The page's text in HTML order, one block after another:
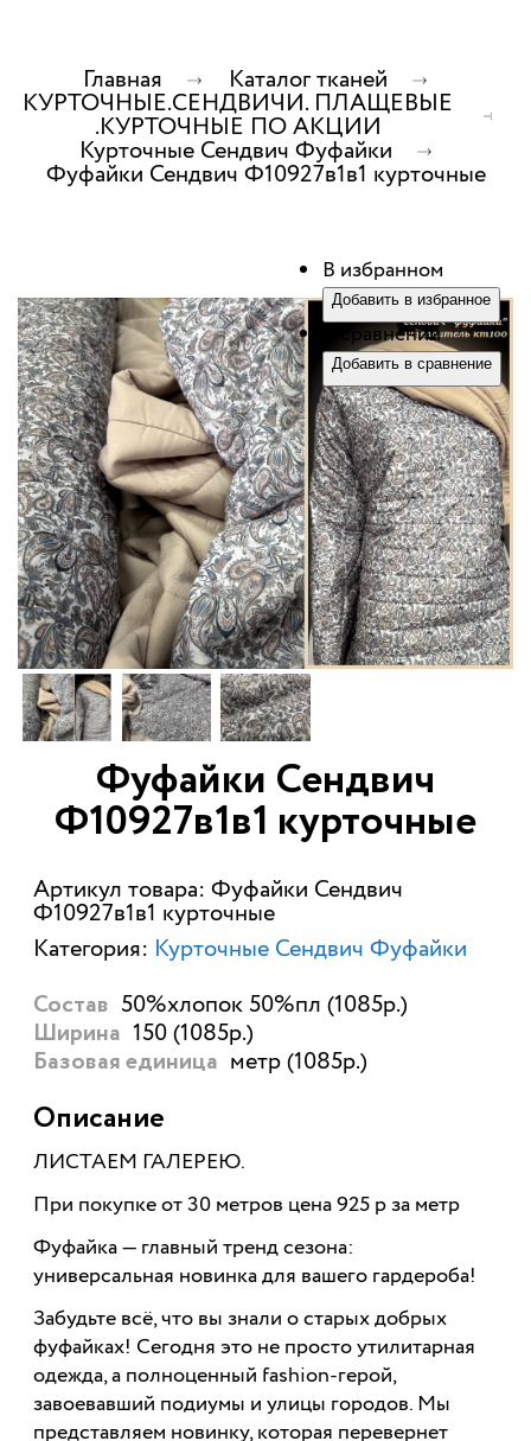
Главная Каталог тканей
КУРТОЧНЫЕ.СЕНДВИЧИ. ПЛАЩЕВЫЕ
.КУРТОЧНЫЕ ПО АКЦИИ
Курточные Сендвич Фуфайки
Фуфайки Сендвич Ф10927в1в1 курточные
Фуфайки Сендвич
Ф10927в1в1 курточные
Артикул товара: Фуфайки Сендвич
Ф10927в1в1 курточные
Категория: Курточные Сендвич Фуфайки
Состав 50%хлопок 50%пл (1085р.)
Ширина 150 (1085р.)
Базовая единица метр (1085р.)
Описание
ЛИСТАЕМ ГАЛЕРЕЮ.
При покупке от 30 метров цена 925 р за метр
Фуфайка — главный тренд сезона:
универсальная новинка для вашего гардероба!
Забудьте всё, что вы знали о старых добрых
фуфайках! Сегодня это не просто утилитарная
одежда, а полноценный fashion-герой,
завоевавший подиумы и улицы городов. Мы
представляем новинку, которая перевернет
В избранном
Добавить в избранное
В сравнении
Добавить в сравнение